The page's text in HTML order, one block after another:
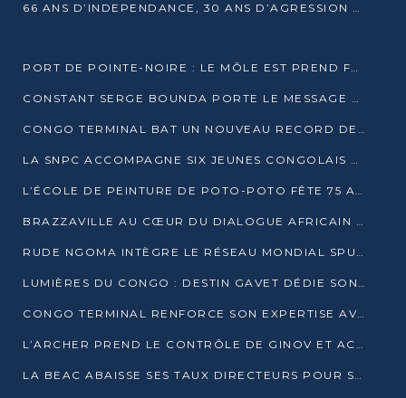
66 ANS D’INDEPENDANCE, 30 ANS D’AGRESSION RWAN DAISE : 4 PRESIDENCES, UN ECHEC COLLECTIF
PORT DE POINTE-NOIRE : LE MÔLE EST PREND FORME ET VISE LES GÉANTS DES MERS
CONSTANT SERGE BOUNDA PORTE LE MESSAGE DE COMPASSION DE DENIS SASSOU NGUESSO EN IRAN
CONGO TERMINAL BAT UN NOUVEAU RECORD DE PRODUCTIVITÉ AU PORT DE POINTE-NOIRE
LA SNPC ACCOMPAGNE SIX JEUNES CONGOLAIS AUX OLYMPIADES PANAFRICAINES DE MATHÉMATIQUES
L’ÉCOLE DE PEINTURE DE POTO-POTO FÊTE 75 ANS AU SERVICE DE L’ART CONGOLAIS
BRAZZAVILLE AU CŒUR DU DIALOGUE AFRICAIN SUR LES OBJECTIFS DE DÉVELOPPEMENT DURABLE
RUDE NGOMA INTÈGRE LE RÉSEAU MONDIAL SPUTNIK PRO APRÈS UNE FORMATION À MOSCOU
LUMIÈRES DU CONGO : DESTIN GAVET DÉDIE SON PRIX À L’UNITÉ NATIONALE ET À LA JEUNESSE
CONGO TERMINAL RENFORCE SON EXPERTISE AVEC NEUF NOUVEAUX FORMATEURS EN ENGINS PORTUAIRES
L’ARCHER PREND LE CONTRÔLE DE GINOV ET ACCÉLÈRE SON VIRAGE NUMÉRIQUE
LA BEAC ABAISSE SES TAUX DIRECTEURS POUR SOUTENIR LA CROISSANCE EN ZONE CEMAC